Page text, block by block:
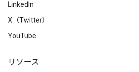
LinkedIn
X（Twitter）
YouTube
リソース